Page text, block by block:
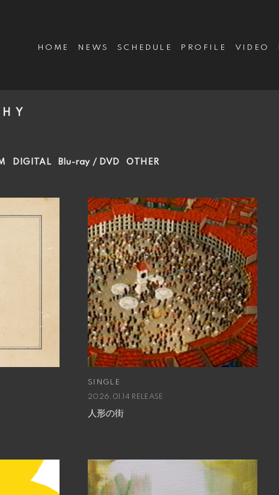
HOME NEWS SCHEDULE PROFILE VIDEO
DIGITAL Blu-ray / DVD OTHER
SINGLE
2026.01.14 RELEASE
人形の街